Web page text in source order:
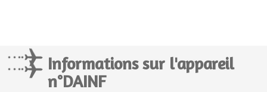
Informations sur l'appareil
n°DAINF